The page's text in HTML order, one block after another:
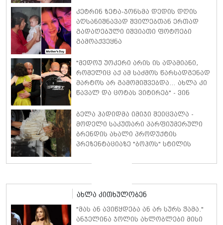
კეტრინ ზეტა-ჯონსმა დედის დღის
აღსანიშნავად შვილებთან ერთად
გადაღებული იშვიათი ფოტოები
გამოაქვეყნა
"მედოუ უოკერი არის ის ადამიანი,
რომელიც აქ ამ საძმოს წარსადგენად
მარტოს არ გამომიშვებდა… ახლა კი
წავალ და ცოტას ვიტირებ" - ვინ
პოლ უოკერის ქალიშვილს ემოციური
სიტყვებით მიმართავს
ბელა ჰადიდმა იმიჯი შეიცვალა -
მოდელი საკუთარი პარფიუმერული
ბრენდის ახალი პროდუქტის
პრეზენტაციაზე "ბოჰოს" სტილის
მინიკაბით გამოჩნდა
ახლა კითხულობენ
"მას ან ავიწყდება ან არ სურს ჭამა."
ანჯელინა ჯოლის ახლობლები მისი